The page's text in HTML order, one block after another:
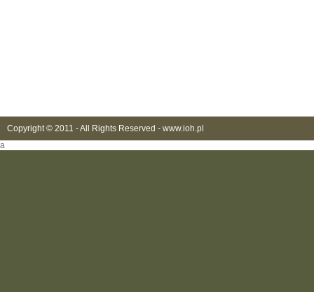
Copyright © 2011 - All Rights Reserved - www.ioh.pl
a